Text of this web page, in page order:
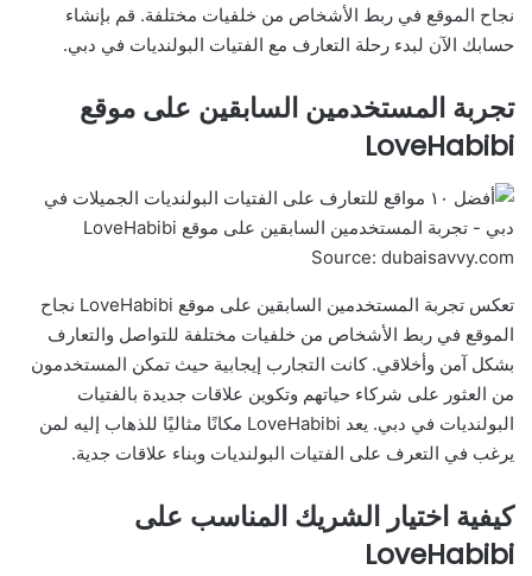
نجاح الموقع في ربط الأشخاص من خلفيات مختلفة. قم بإنشاء
حسابك الآن لبدء رحلة التعارف مع الفتيات البولنديات في دبي.
تجربة المستخدمين السابقين على موقع
LoveHabibi
Source: dubaisavvy.com
تعكس تجربة المستخدمين السابقين على موقع LoveHabibi نجاح
الموقع في ربط الأشخاص من خلفيات مختلفة للتواصل والتعارف
بشكل آمن وأخلاقي. كانت التجارب إيجابية حيث تمكن المستخدمون
من العثور على شركاء حياتهم وتكوين علاقات جديدة بالفتيات
البولنديات في دبي. يعد LoveHabibi مكانًا مثاليًا للذهاب إليه لمن
يرغب في التعرف على الفتيات البولنديات وبناء علاقات جدية.
كيفية اختيار الشريك المناسب على
LoveHabibi